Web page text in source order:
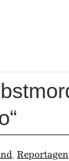
, Reportagen